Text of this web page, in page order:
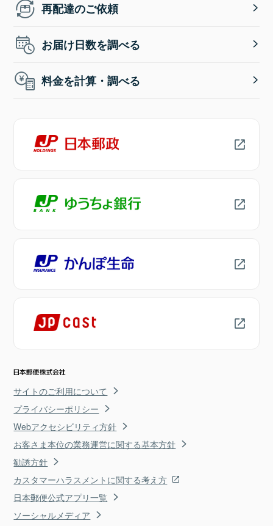
再配達のご依頼
お届け日数を調べる
料金を計算・調べる
サイトのご利用について
プライバシーポリシー
Webアクセシビリティ方針
お客さま本位の業務運営に関する基本方針
勧誘方針
カスタマーハラスメントに関する考え方
日本郵便公式アプリ一覧
ソーシャルメディア